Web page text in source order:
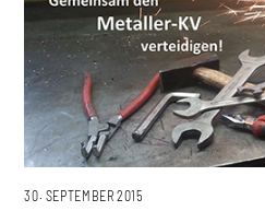
30. SEPTEMBER 2015